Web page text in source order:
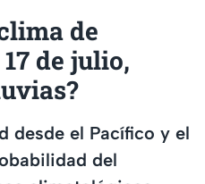
de
de julio,
desde el Pacífico y el
del